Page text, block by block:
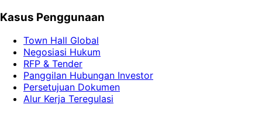
Kasus Penggunaan
Town Hall Global
Negosiasi Hukum
RFP & Tender
Panggilan Hubungan Investor
Persetujuan Dokumen
Alur Kerja Teregulasi